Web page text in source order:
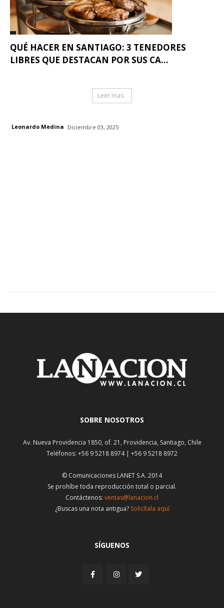
QUÉ HACER EN SANTIAGO: 3 TENEDORES
LIBRES QUE DESTACAN POR SUS CA...
Leer mas
Leonardo Medina Diciembre 03, 2025
SOBRE NOSOTROS
Av. Nueva Providencia 1850, of. 21, Providencia, Santiago, Chile
Teléfonos: +56 9 5218 8974 | +56 9 5218 8972
© Comunicaciones LANET S.A. 2014
Se prohíbe toda reproducción total o parcial.
Contáctenos: ventas@lanacion.cl
¿Buscas una nota antigua? Solicítala aquí
SÍGUENOS